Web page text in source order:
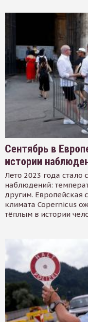
Сентябрь в
истории
Лето 2023 года
наблюдений:
другим. Европейская
климата Copernicus
тёплым в истории